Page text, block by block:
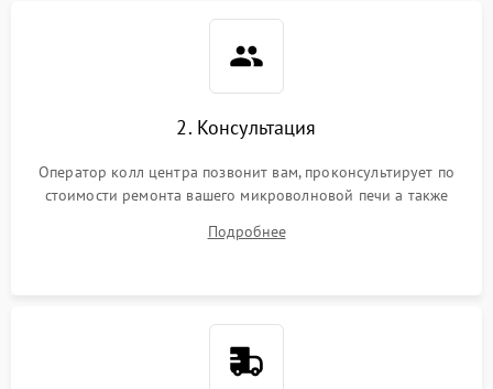
2. Консультация
Оператор колл центра позвонит вам, проконсультирует по
стоимости ремонта вашего микроволновой печи а также
Подробнее